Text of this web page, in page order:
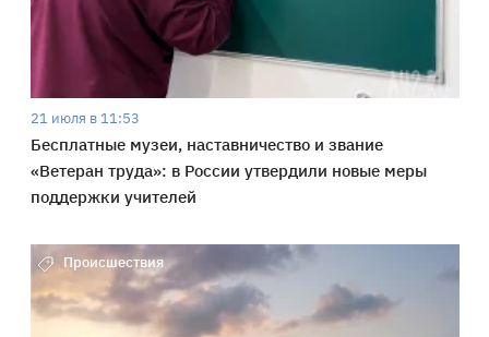
21 июля в 11:53
Бесплатные музеи, наставничество и звание
«Ветеран труда»: в России утвердили новые меры
поддержки учителей
Происшествия